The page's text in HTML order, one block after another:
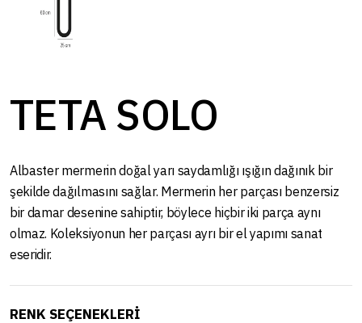
TETA SOLO
Albaster mermerin doğal yarı saydamlığı ışığın dağınık bir
şekilde dağılmasını sağlar. Mermerin her parçası benzersiz
bir damar desenine sahiptir, böylece hiçbir iki parça aynı
olmaz. Koleksiyonun her parçası ayrı bir el yapımı sanat
eseridir.
RENK SEÇENEKLERİ